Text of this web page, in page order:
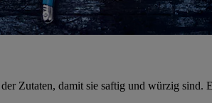
Zutaten, damit sie saftig und würzig sind.